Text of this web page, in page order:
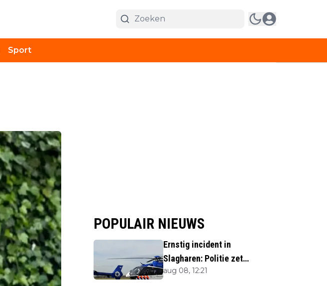
Sport
POPULAIR NIEUWS
Ernstig incident in
Slagharen: Politie zet
helikopter in
aug 08, 12:21